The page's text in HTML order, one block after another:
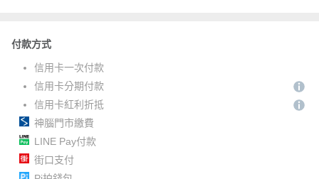
付款方式
信用卡一次付款
信用卡分期付款
信用卡紅利折抵
神腦門市繳費
LINE Pay付款
街口支付